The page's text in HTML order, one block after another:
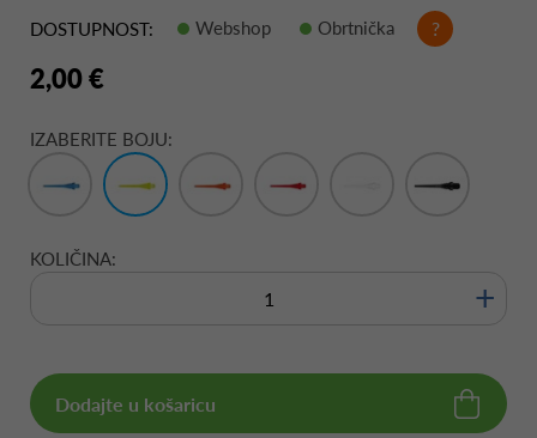
DOSTUPNOST:
Webshop Obrtnička ?
2,00 €
IZABERITE BOJU:
KOLIČINA:
+
Dodajte u košaricu